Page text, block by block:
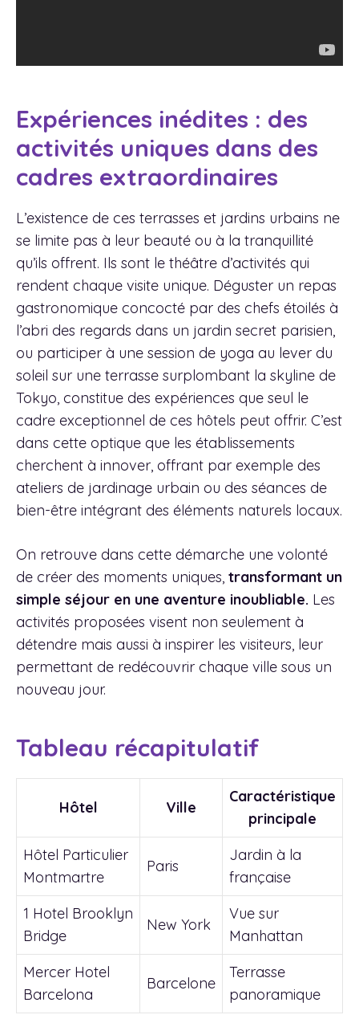
Expériences inédites : des
activités uniques dans des
cadres extraordinaires
L’existence de ces terrasses et jardins urbains ne
se limite pas à leur beauté ou à la tranquillité
qu’ils offrent. Ils sont le théâtre d’activités qui
rendent chaque visite unique. Déguster un repas
gastronomique concocté par des chefs étoilés à
l’abri des regards dans un jardin secret parisien,
ou participer à une session de yoga au lever du
soleil sur une terrasse surplombant la skyline de
Tokyo, constitue des expériences que seul le
cadre exceptionnel de ces hôtels peut offrir. C’est
dans cette optique que les établissements
cherchent à innover, offrant par exemple des
ateliers de jardinage urbain ou des séances de
bien-être intégrant des éléments naturels locaux.
On retrouve dans cette démarche une volonté
de créer des moments uniques, transformant un
simple séjour en une aventure inoubliable. Les
activités proposées visent non seulement à
détendre mais aussi à inspirer les visiteurs, leur
permettant de redécouvrir chaque ville sous un
nouveau jour.
Tableau récapitulatif
Hôtel Ville
Caractéristique
principale
Hôtel Particulier
Montmartre
Paris
Jardin à la
française
1 Hotel Brooklyn
Bridge
New York
Vue sur
Manhattan
Mercer Hotel
Barcelona
Barcelone
Terrasse
panoramique